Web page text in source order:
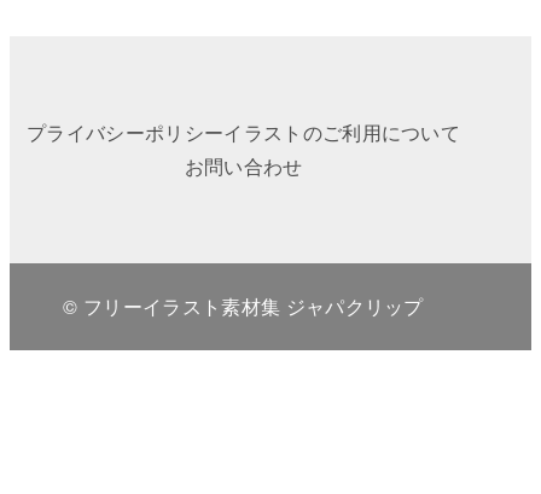
プライバシーポリシーイラストのご利用について
お問い合わせ
© フリーイラスト素材集 ジャパクリップ